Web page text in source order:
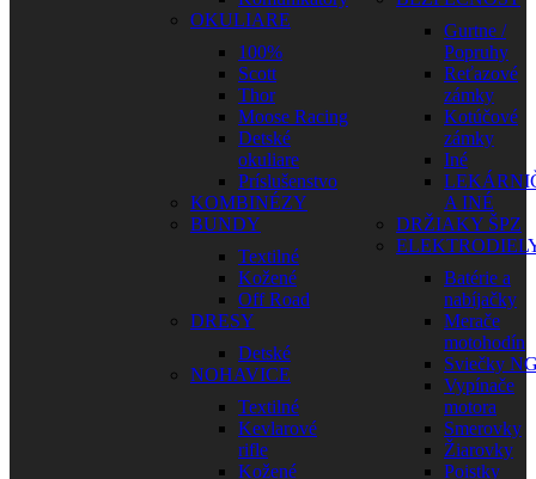
OKULIARE
100%
Scott
Thor
Moose Racing
Detské
okuliare
Príslušenstvo
KOMBINÉZY
BUNDY
Textilné
Kožené
Off Road
DRESY
Detské
NOHAVICE
Textilné
Kevlarové
rifle
Kožené
Gurtne /
Popruhy
Reťazové
zámky
Kotúčové
zámky
Iné
A INÉ
DRŽIAKY ŠPZ
Batérie a
nabíjačky
Merače
motohodín
Sviečky
Vypínače
motora
Smerovky
Žiarovky
Poistky